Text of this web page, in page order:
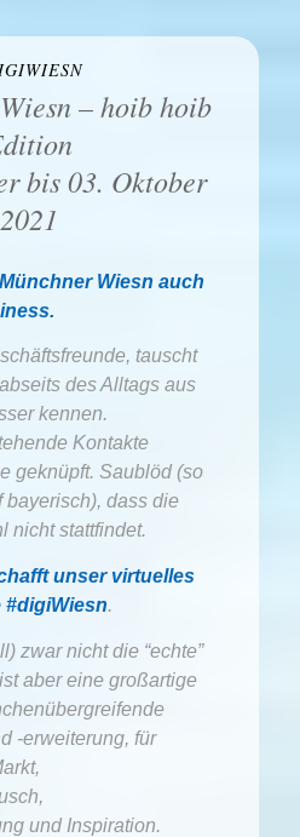
– hoib hoib
bis 03. Oktober
2021
Wiesn auch
tauscht
des Alltags aus
kennen.
Kontakte
geknüpft. Saublöd (so
bayerisch), dass die
nicht stattfindet.
unser virtuelles
#digiWiesn.
zwar nicht die “echte”
aber eine großartige
-erweiterung, für
und Inspiration.